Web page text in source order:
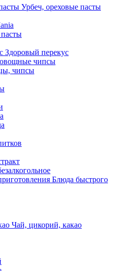
Урбеч, ореховые пасты
Здоровый перекус
чипсы
чипсы
Блюда быстрого
Чай, цикорий, какао